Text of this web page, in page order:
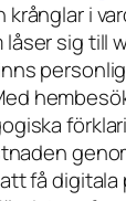
krånglar i
sig till
få digitala